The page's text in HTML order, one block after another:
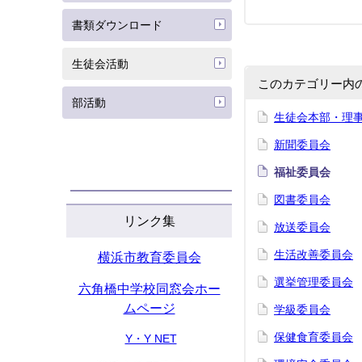
書類ダウンロード
生徒会活動
部活動
リンク集
横浜市教育委員会
六角橋中学校同窓会ホー
ムページ
Y・Y NET
このカテゴリー内
生徒会本部・理
新聞委員会
福祉委員会
図書委員会
放送委員会
生活改善委員会
選挙管理委員会
学級委員会
保健食育委員会